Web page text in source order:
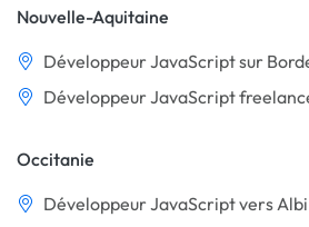
Nouvelle-Aquitaine
Développeur JavaScript sur
Développeur JavaScript
Occitanie
Développeur JavaScript vers Albi